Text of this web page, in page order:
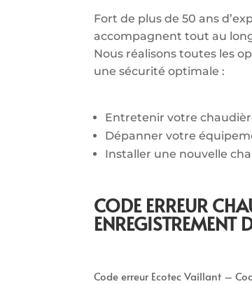
Fort de plus de 50 ans
accompagnent tout au
Nous réalisons toutes les
une sécurité optimale :
Entretenir votre
Dépanner votre
Installer une nouvelle
CODE ERREUR
ENREGISTREMENT
Code erreur Ecotec Vaillant –